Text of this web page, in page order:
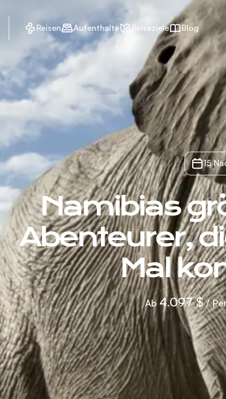
Reisen Aufenthalte Reiseziele Blog
15
Namibias
Abenteurer,
Mal
Ab 4.097 $/